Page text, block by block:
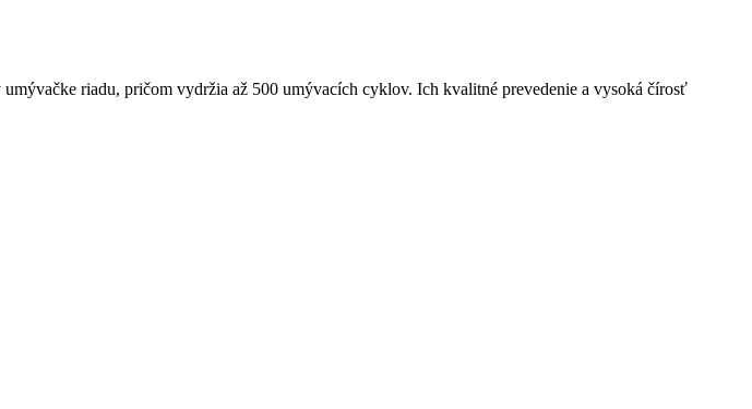
riadu, pričom vydržia až 500 umývacích cyklov. Ich kvalitné prevedenie a vysoká čírosť